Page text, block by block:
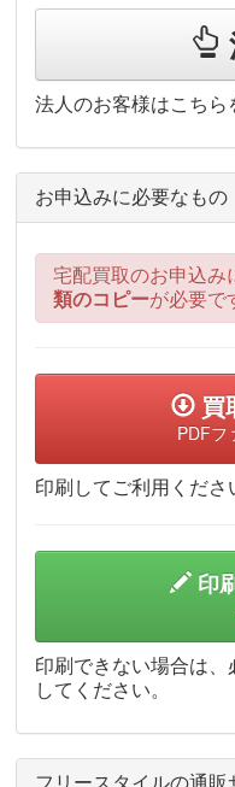
法人のお客様はこちら
お申込みに必要なもの
宅配買取のお申込み
類のコピーが必要で
買
PDFフ
印刷してご利用くださ
印
印刷できない場合は、
してください。
フリースタイルの通販